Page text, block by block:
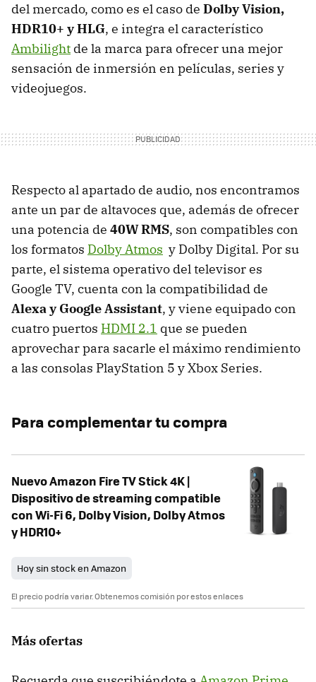
del mercado, como es el caso de Dolby Vision,
HDR10+ y HLG, e integra el característico
Ambilight de la marca para ofrecer una mejor
sensación de inmersión en películas, series y
videojuegos.
Respecto al apartado de audio, nos encontramos
ante un par de altavoces que, además de ofrecer
una potencia de 40W RMS, son compatibles con
los formatos Dolby Atmos y Dolby Digital. Por su
parte, el sistema operativo del televisor es
Google TV, cuenta con la compatibilidad de
Alexa y Google Assistant, y viene equipado con
cuatro puertos HDMI 2.1 que se pueden
aprovechar para sacarle el máximo rendimiento
a las consolas PlayStation 5 y Xbox Series.
Para complementar tu compra
Nuevo Amazon Fire TV Stick 4K |
Dispositivo de streaming compatible
con Wi-Fi 6, Dolby Vision, Dolby Atmos
y HDR10+
Hoy sin stock en Amazon
El precio podría variar. Obtenemos comisión por estos enlaces
Más ofertas